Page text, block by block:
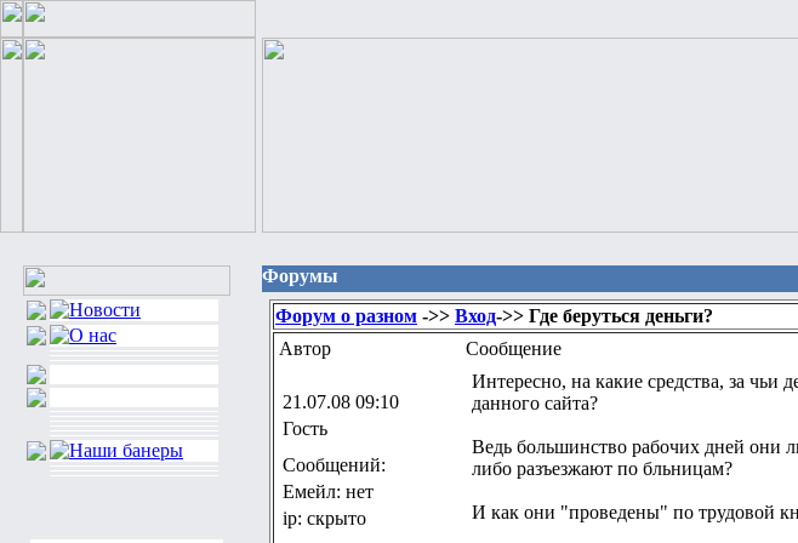
Форумы
Форум о разном ->> Вход->> Где беруться деньги?
Автор
Сообщение
21.07.08 09:10
Гость
Сообщений:
Емейл: нет
ip: скрыто
Интересно, на какие средства, за чьи
данного сайта?
Ведь большинство рабочих дней они
либо разъезжают по бльницам?
И как они "проведены" по трудовой